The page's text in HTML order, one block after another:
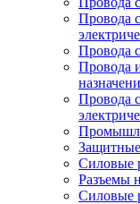
Провода
Провода
Провода
Провода
Силовые
Разъемы
Силовые